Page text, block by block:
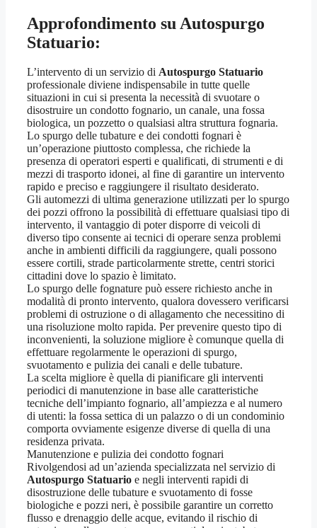
Approfondimento su Autospurgo
Statuario:
L’intervento di un servizio di Autospurgo Statuario
professionale diviene indispensabile in tutte quelle
situazioni in cui si presenta la necessità di svuotare o
disostruire un condotto fognario, un canale, una fossa
biologica, un pozzetto o qualsiasi altra struttura fognaria.
Lo spurgo delle tubature e dei condotti fognari è
un’operazione piuttosto complessa, che richiede la
presenza di operatori esperti e qualificati, di strumenti e di
mezzi di trasporto idonei, al fine di garantire un intervento
rapido e preciso e raggiungere il risultato desiderato.
Gli automezzi di ultima generazione utilizzati per lo spurgo
dei pozzi offrono la possibilità di effettuare qualsiasi tipo di
intervento, il vantaggio di poter disporre di veicoli di
diverso tipo consente ai tecnici di operare senza problemi
anche in ambienti difficili da raggiungere, quali possono
essere cortili, strade particolarmente strette, centri storici
cittadini dove lo spazio è limitato.
Lo spurgo delle fognature può essere richiesto anche in
modalità di pronto intervento, qualora dovessero verificarsi
problemi di ostruzione o di allagamento che necessitino di
una risoluzione molto rapida. Per prevenire questo tipo di
inconvenienti, la soluzione migliore è comunque quella di
effettuare regolarmente le operazioni di spurgo,
svuotamento e pulizia dei canali e delle tubature.
La scelta migliore è quella di pianificare gli interventi
periodici di manutenzione in base alle caratteristiche
tecniche dell’impianto fognario, all’ampiezza e al numero
di utenti: la fossa settica di un palazzo o di un condominio
comporta ovviamente esigenze diverse di quella di una
residenza privata.
Manutenzione e pulizia dei condotto fognari
Rivolgendosi ad un’azienda specializzata nel servizio di
Autospurgo Statuario e negli interventi rapidi di
disostruzione delle tubature e svuotamento di fosse
biologiche e pozzi neri, è possibile garantire un corretto
flusso e drenaggio delle acque, evitando il rischio di